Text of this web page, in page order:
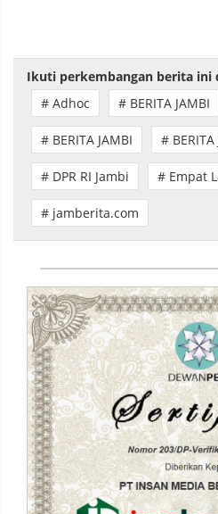
Ikuti perkembangan berita ini
# Adhoc
# BERITA JAMBI
# BERITA JAMBI # BERITA
# DPR RI Jambi # Empat
# jamberita.com